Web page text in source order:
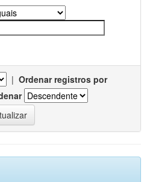
| Ordenar registros por